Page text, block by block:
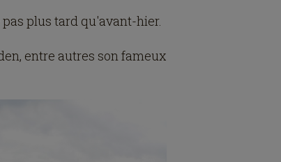
plus tard qu'avant-hier.
entre autres son fameux